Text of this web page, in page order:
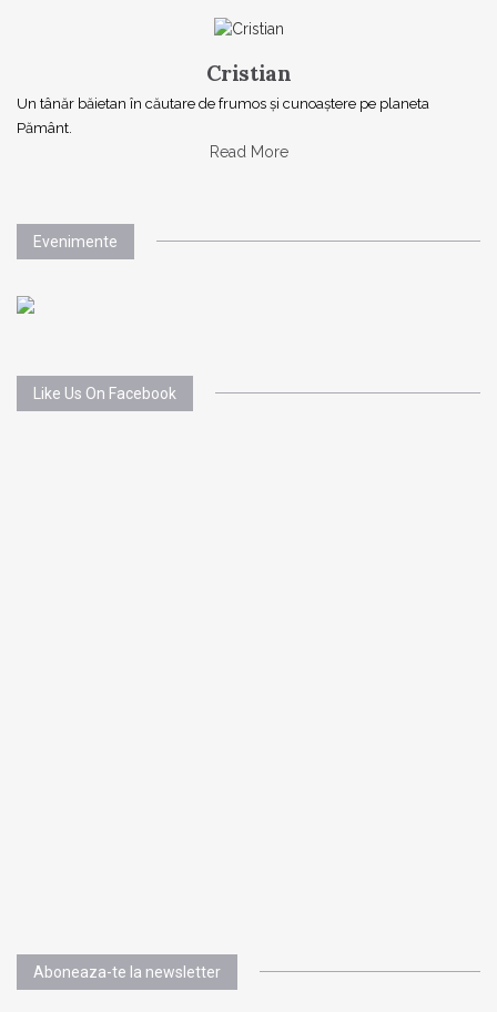
Cristian
Un tânăr băietan în căutare de frumos și cunoaștere pe planeta
Pământ.
Read More
Evenimente
Like Us On Facebook
Aboneaza-te la newsletter